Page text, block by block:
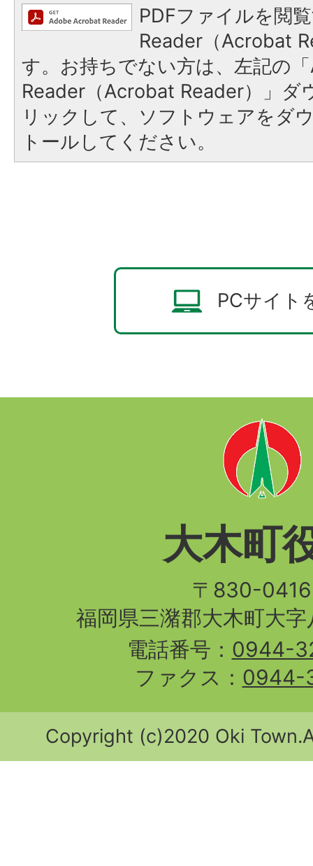
PDFファイルを閲
Reader（Acrobat
す。お持ちでない方は、左記の
Reader（Acrobat Reader）」ダ
リックして、ソフトウェアをダ
トールしてください。
PCサイト
大木町
〒830-
福岡県三潴郡大木町大
電話番号： 0944-
ファクス： 0944-
Copyright (c)2020 Oki